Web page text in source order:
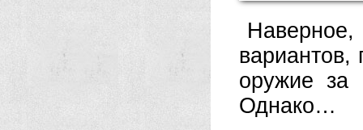
оружие за
Однако…